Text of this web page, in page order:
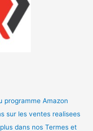
programme Amazon
sur les ventes realisees
dans nos Termes et